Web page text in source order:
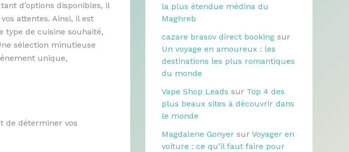
d’options disponibles, il
attentes. Ainsi, il est
type de cuisine souhaité,
sélection minutieuse
unique,
de déterminer vos
la plus étendue médina du
Maghreb
cazare brasov direct booking sur
Un voyage en amoureux : les
destinations les plus romantiques
du monde
Vape Shop Leads sur Top 4 des
plus beaux sites à découvrir dans
le monde
Magdalene Gonyer sur Voyager en
voiture : ce qu’il faut faire pour